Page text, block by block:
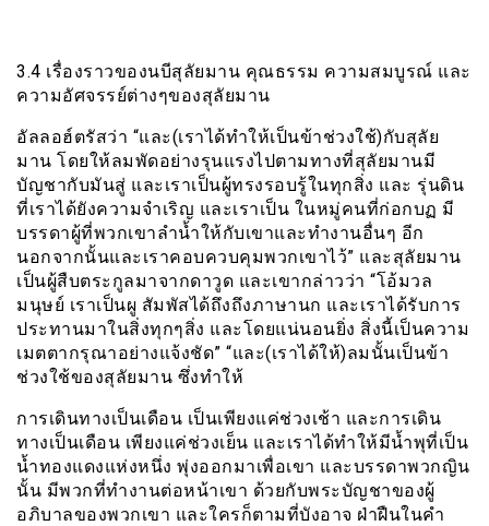
3.4 เรื่องราวของนบีสุลัยมาน คุณธรรม ความสมบูรณ์ และ
ความอัศจรรย์ต่างๆของสุลัยมาน
อัลลอฮ์ตรัสว่า “และ(เราได้ทำให้เป็นข้าช่วงใช้)กับสุลัย
มาน โดยให้ลมพัดอย่างรุนแรงไปตามทางที่สุลัยมานมี
บัญชากับมันสู่ และเราเป็นผู้ทรงรอบรู้ในทุกสิ่ง และ รุ่นดิน
ที่เราได้ยังความจำเริญ และเราเป็น ในหมู่คนที่ก่อกบฏ มี
บรรดาผู้ที่พวกเขาลำน้ำให้กับเขาและทำงานอื่นๆ อีก
นอกจากนั้นและเราคอบควบคุมพวกเขาไว้” และสุลัยมาน
เป็นผู้สืบตระกูลมาจากดาวูด และเขากล่าวว่า “โอ้มวล
มนุษย์ เราเป็นผู สัมพัสได้ถึงถึงภาษานก และเราได้รับการ
ประทานมาในสิ่งทุกๆสิ่ง และโดยแน่นอนยิ่ง สิ่งนี้เป็นความ
เมตตากรุณาอย่างแจ้งชัด” “และ(เราได้ให้)ลมนั้นเป็นข้า
ช่วงใช้ของสุลัยมาน ซึ่งทำให้
การเดินทางเป็นเดือน เป็นเพียงแค่ช่วงเช้า และการเดิน
ทางเป็นเดือน เพียงแค่ช่วงเย็น และเราได้ทำให้มีน้ำพุที่เป็น
น้ำทองแดงแห่งหนึ่ง พุ่งออกมาเพื่อเขา และบรรดาพวกญิน
นั้น มีพวกที่ทำงานต่อหน้าเขา ด้วยกับพระบัญชาของผู้
อภิบาลของพวกเขา และใครก็ตามที่บังอาจ ฝ่าฝืนในคำ